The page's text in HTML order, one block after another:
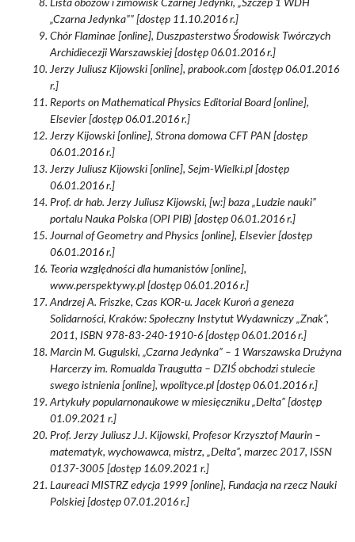
Lista obozów i zimowisk Czarnej Jedynki, „Szczep 1 WDH
„Czarna Jedynka”” [dostęp 11.10.2016 r.]
Chór Flaminae [online], Duszpasterstwo Środowisk Twórczych
Archidiecezji Warszawskiej [dostęp 06.01.2016 r.]
Jerzy Juliusz Kijowski [online], prabook.com [dostęp 06.01.2016
r.]
Reports on Mathematical Physics Editorial Board [online],
Elsevier [dostęp 06.01.2016 r.]
Jerzy Kijowski [online], Strona domowa CFT PAN [dostęp
06.01.2016 r.]
Jerzy Juliusz Kijowski [online], Sejm-Wielki.pl [dostęp
06.01.2016 r.]
Prof. dr hab. Jerzy Juliusz Kijowski, [w:] baza „Ludzie nauki”
portalu Nauka Polska (OPI PIB) [dostęp 06.01.2016 r.]
Journal of Geometry and Physics [online], Elsevier [dostęp
06.01.2016 r.]
Teoria względności dla humanistów [online],
www.perspektywy.pl [dostęp 06.01.2016 r.]
Andrzej A. Friszke, Czas KOR-u. Jacek Kuroń a geneza
Solidarności, Kraków: Społeczny Instytut Wydawniczy „Znak”,
2011, ISBN 978-83-240-1910-6 [dostęp 06.01.2016 r.]
Marcin M. Gugulski, „Czarna Jedynka” – 1 Warszawska Drużyna
Harcerzy im. Romualda Traugutta – DZIŚ obchodzi stulecie
swego istnienia [online], wpolityce.pl [dostęp 06.01.2016 r.]
Artykuły popularnonaukowe w miesięczniku „Delta” [dostęp
01.09.2021 r.]
Prof. Jerzy Juliusz J.J. Kijowski, Profesor Krzysztof Maurin –
matematyk, wychowawca, mistrz, „Delta”, marzec 2017, ISSN
0137-3005 [dostęp 16.09.2021 r.]
Laureaci MISTRZ edycja 1999 [online], Fundacja na rzecz Nauki
Polskiej [dostęp 07.01.2016 r.]